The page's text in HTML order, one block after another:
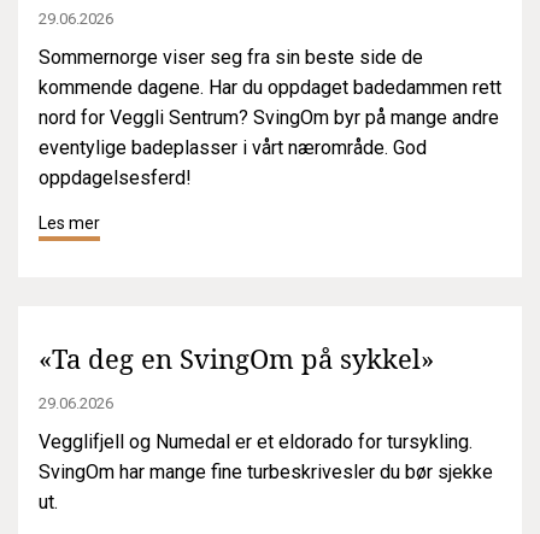
29.06.2026
Sommernorge viser seg fra sin beste side de
kommende dagene. Har du oppdaget badedammen rett
nord for Veggli Sentrum? SvingOm byr på mange andre
eventylige badeplasser i vårt nærområde. God
oppdagelsesferd!
Les mer
«Ta deg en SvingOm på sykkel»
29.06.2026
Vegglifjell og Numedal er et eldorado for tursykling.
SvingOm har mange fine turbeskrivesler du bør sjekke
ut.